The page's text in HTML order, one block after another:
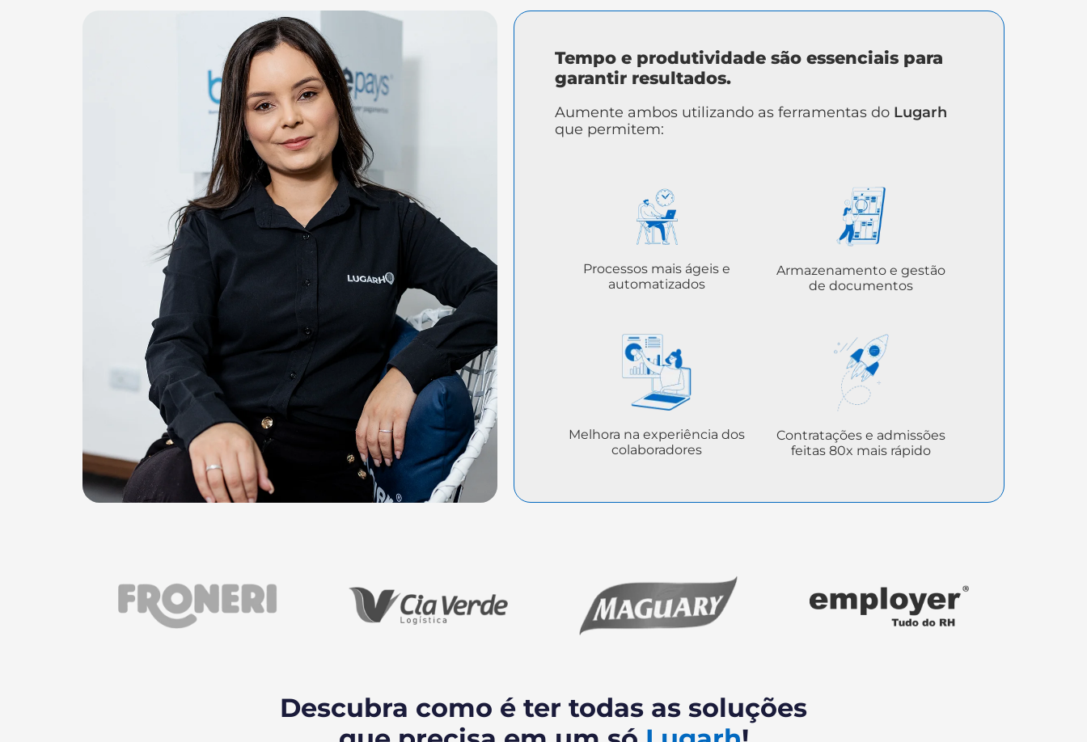
Tempo e produtividade são essenciais para
garantir resultados.
Aumente ambos utilizando as ferramentas do Lugarh
que permitem:
Processos mais ágeis e
automatizados
Armazenamento e gestão
de documentos
Melhora na experiência dos
colaboradores
Contratações e admissões
feitas 80x mais rápido
Descubra como é ter todas as soluções